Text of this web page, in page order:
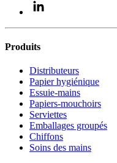
Produits
Distributeurs
Papier hygiénique
Essuie-mains
Papiers-mouchoirs
Serviettes
Emballages groupés
Chiffons
Soins des mains